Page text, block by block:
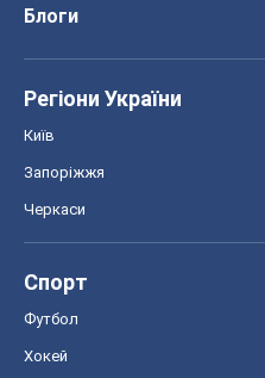
Блоги
Регіони України
Київ
Запоріжжя
Черкаси
Спорт
Футбол
Хокей